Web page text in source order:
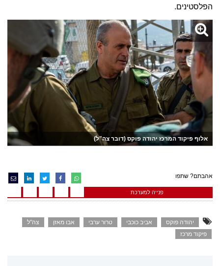
הפלסטינים.
אלוף פיקוד המרכז יהודה פוקס (דובר צה"ל)
אהבתם? שתפו
פנייה למערכת
יהודה פוקס אביב כוכבי טרור ערבי אבו מאזן
צה"ל
פיקוד מרכז